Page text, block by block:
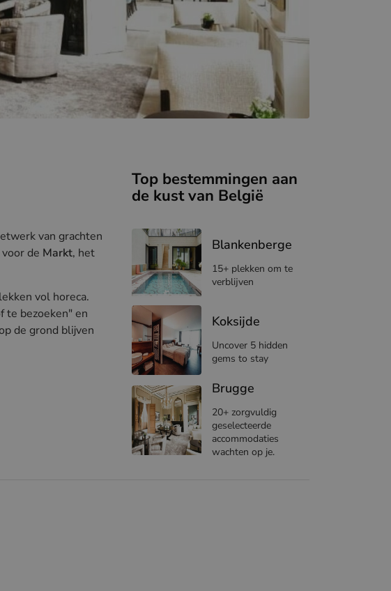
van grachten
de Markt, het
vol horeca.
te bezoeken" en
de grond blijven
Top bestemmingen aan
de kust van België
Blankenberge
15+ plekken om te
verblijven
Koksijde
Uncover 5 hidden
gems to stay
Brugge
20+ zorgvuldig
geselecteerde
accommodaties
wachten op je.